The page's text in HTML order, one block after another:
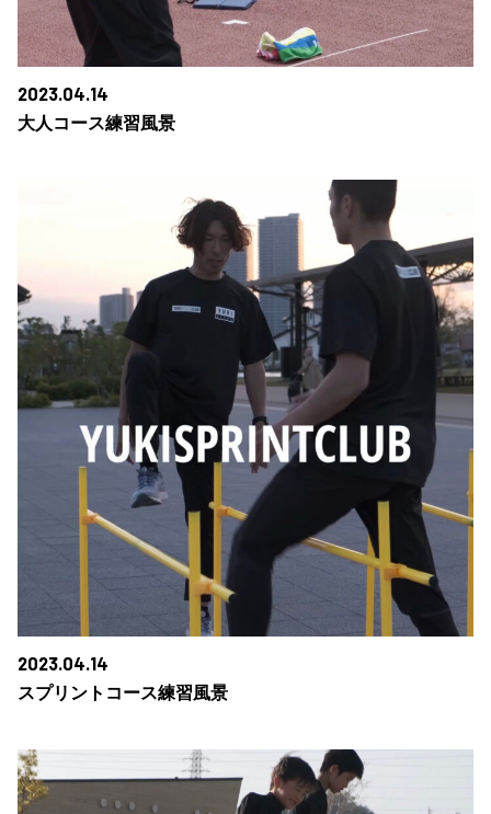
2023.04.14
大人コース練習風景
2023.04.14
スプリントコース練習風景